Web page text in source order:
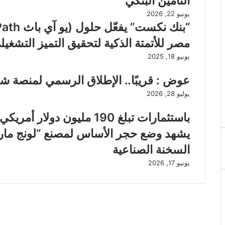
يونيو 22, 2026
مصر للأتمتة الذكية لتحقيق التميز
يونيو 18, 2025
عوض : قريبًا.. الإطلاق الرسمي لمنصة
يوليو 28, 2026
باستثمارات تبلغ 190
يشهد وضع حجر الأساس لمصنع “لونج
السخنة الصناعية
يونيو 17, 2026